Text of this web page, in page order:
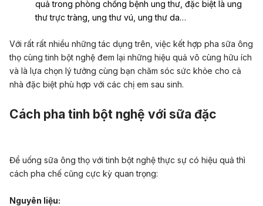
quả trong phòng chống bệnh ung thư, đặc biệt là ung
thư trực tràng, ung thư vú , ung thư da…
Với rất rất nhiều những tác dụng trên, việc kết hợp pha sữa ông
thọ cùng tinh bột nghệ đem lại những hiệu quả vô cùng hữu ích
và là lựa chọn lý tưởng cùng bạn chăm sóc sức khỏe cho cả
nhà đặc biệt phù hợp với các chị em sau sinh.
Cách pha tinh bột nghệ với sữa đặc
Để uống sữa ông thọ với tinh bột nghệ thực sự có hiệu quả thì
cách pha chế cũng cực kỳ quan trọng:
Nguyên liệu: